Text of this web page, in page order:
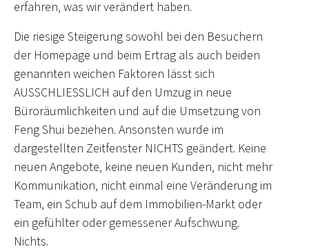
erfahren, was wir verändert haben.
Die riesige Steigerung sowohl bei den Besuchern
der Homepage und beim Ertrag als auch beiden
genannten weichen Faktoren lässt sich
AUSSCHLIESSLICH auf den Umzug in neue
Büroräumlichkeiten und auf die Umsetzung von
Feng Shui beziehen. Ansonsten wurde im
dargestellten Zeitfenster NICHTS geändert. Keine
neuen Angebote, keine neuen Kunden, nicht mehr
Kommunikation, nicht einmal eine Veränderung im
Team, ein Schub auf dem Immobilien-Markt oder
ein gefühlter oder gemessener Aufschwung.
Nichts.